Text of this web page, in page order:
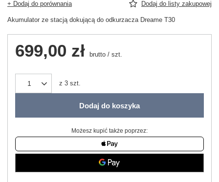
+ Dodaj do porównania Dodaj do listy zakupowej
Akumulator ze stacją dokującą do odkurzacza Dreame T30
699,00 zł brutto / szt.
z 3 szt.
Dodaj do koszyka
Możesz kupić także poprzez: